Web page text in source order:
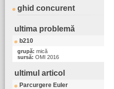
ghid concurent
ultima problemă
b210
grupă: mică
sursă: OMI 2016
ultimul articol
Parcurgere Euler